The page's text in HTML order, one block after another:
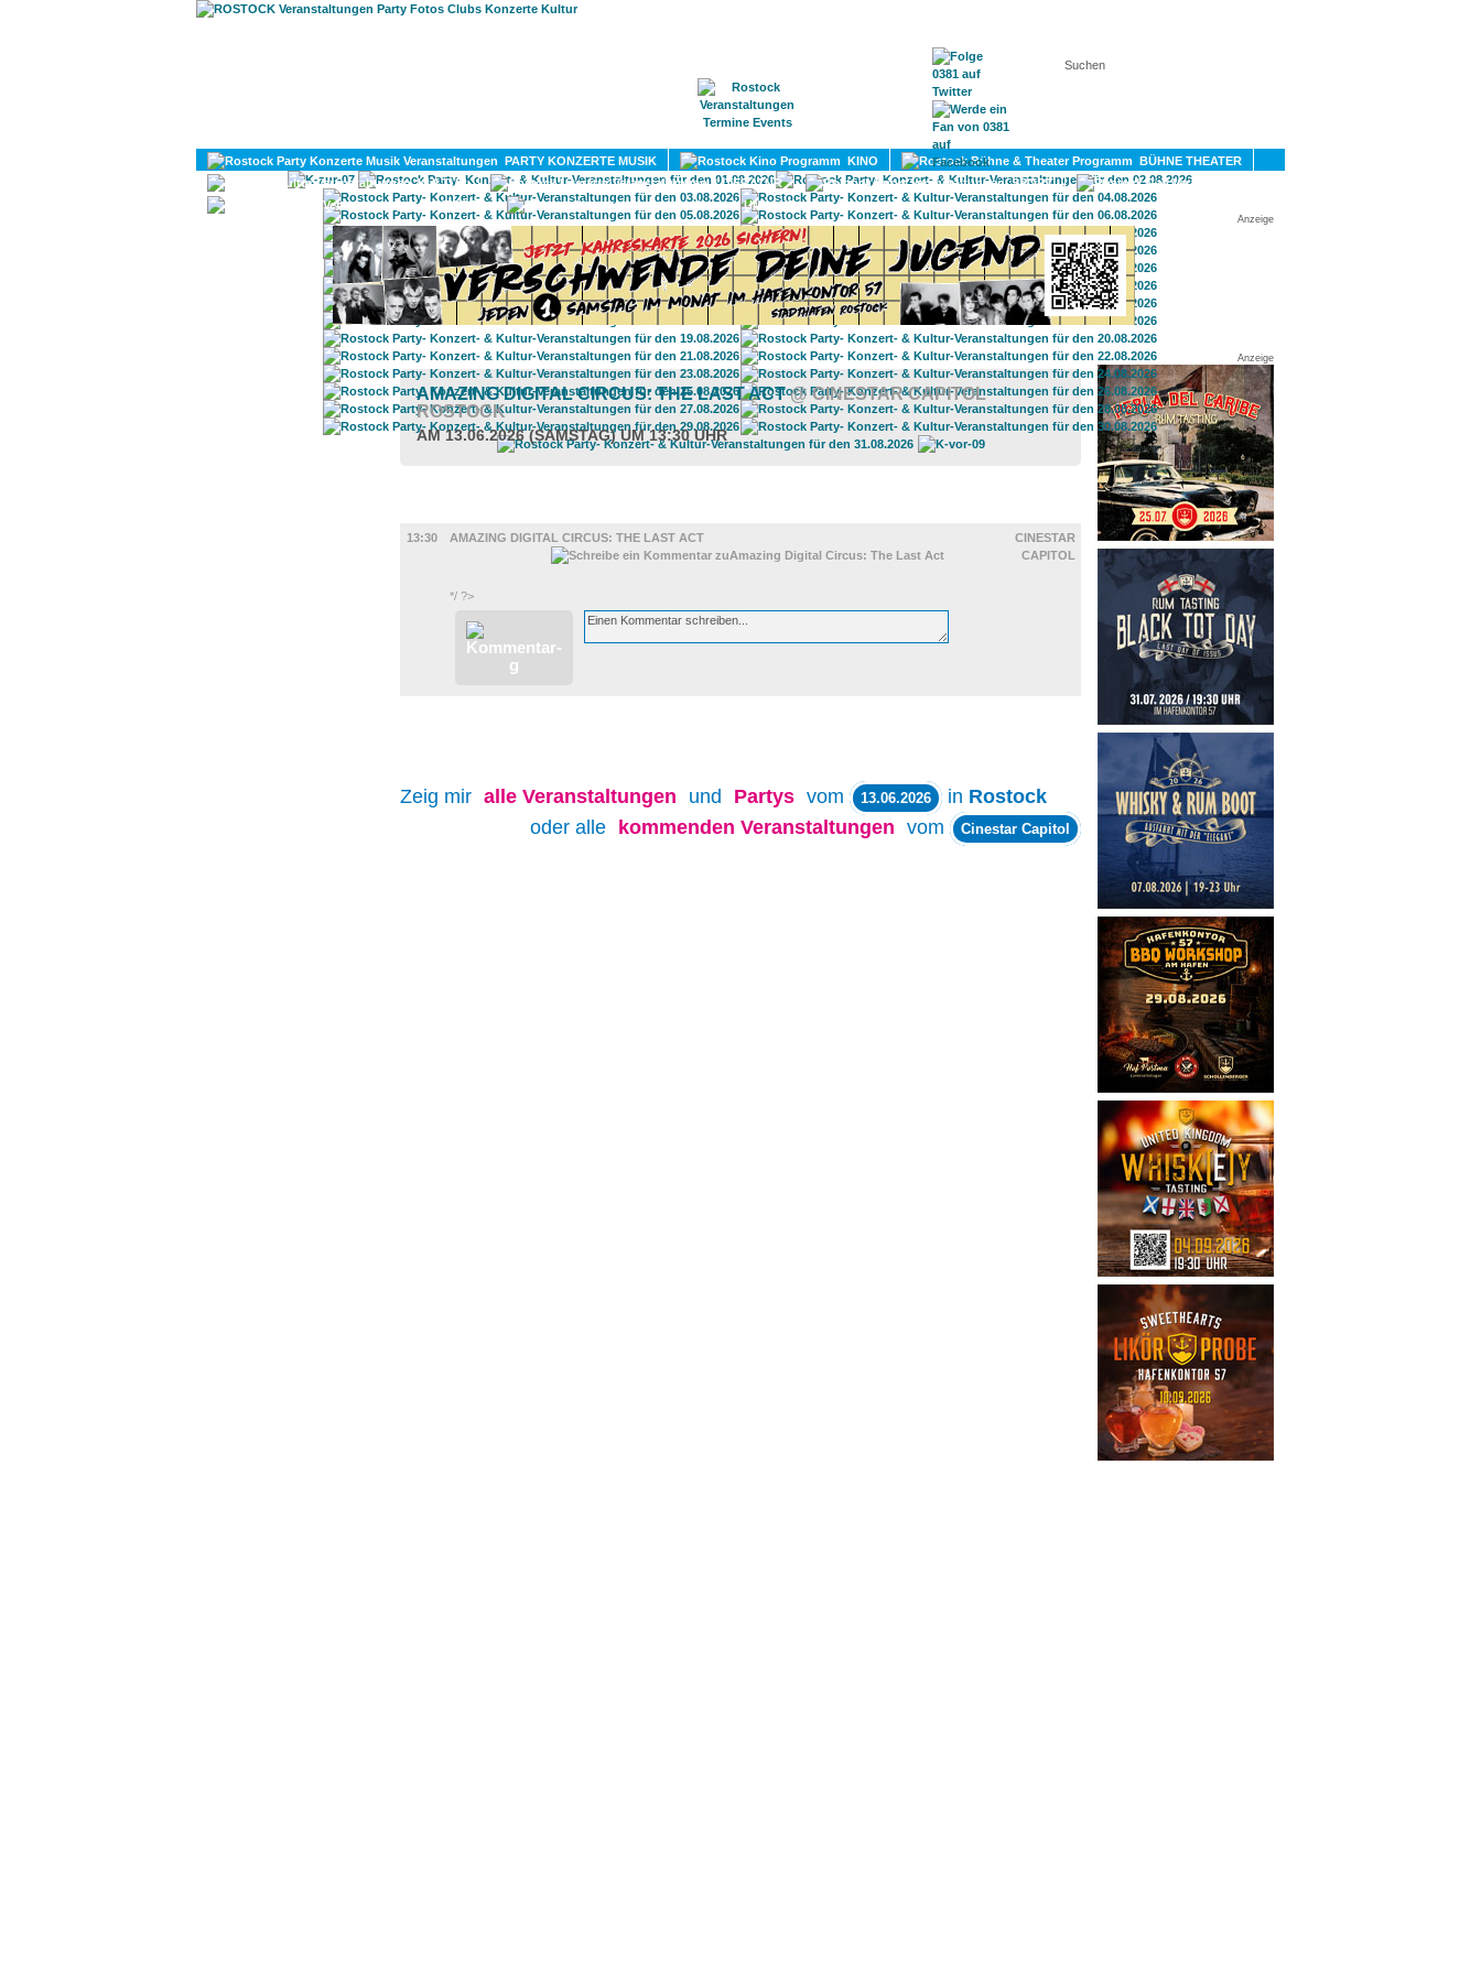
KONTAKT
PARTY KONZERTE MUSIK KINO
BÜHNE THEATER
KULTUR
LITERATUR SPORT
DIVERSES
UMLAND
Anzeige
Anzeige
AMAZING DIGITAL CIRCUS: THE LAST ACT@ CINESTAR CAPITOL
ROSTOCK
AM 13.06.2026 (SAMSTAG) UM 13:30 UHR
13:30
AMAZING DIGITAL CIRCUS: THE LAST ACT
CINESTAR
CAPITOL
*/ ?>
Zeig mir alle Veranstaltungen und Partys vom 13.06.2026 in Rostock
oder alle
kommenden Veranstaltungen vom Cinestar Capitol